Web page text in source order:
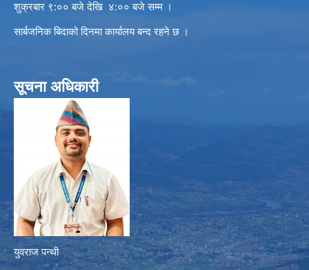
शुक्रबार ९:०० बजे देखि ४:०० बजे सम्म ।
सार्बजनिक बिदाको दिनमा कार्यालय बन्द रहने छ ।
सूचना अधिकारी
युवराज पन्थी